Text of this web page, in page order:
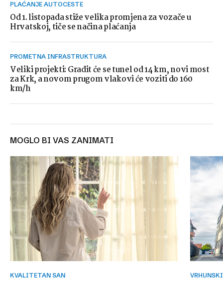
PLAĆANJE AUTOCESTE
Od 1. listopada stiže velika promjena za vozače u
Hrvatskoj, tiče se načina plaćanja
PROMETNA INFRASTRUKTURA
Veliki projekti: Gradit će se tunel od 14 km, novi most
za Krk, a novom prugom vlakovi će voziti do 160
km/h
MOGLO BI VAS ZANIMATI
KVALITETAN SAN